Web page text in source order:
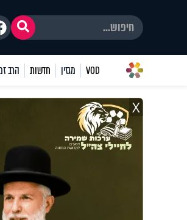
VOD מגזין חדשות הרב
X